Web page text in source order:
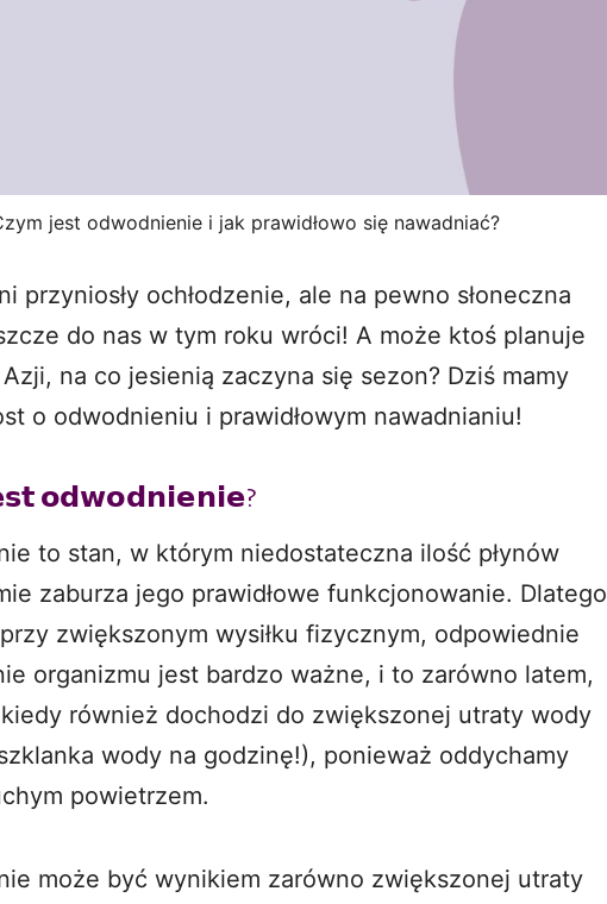
jest odwodnienie i jak prawidłowo się nawadniać?
przyniosły ochłodzenie, ale na pewno słoneczna
do nas w tym roku wróci! A może ktoś planuje
na co jesienią zaczyna się sezon? Dziś mamy
o odwodnieniu i prawidłowym nawadnianiu!
𝗼𝗱𝘄𝗼𝗱𝗻𝗶𝗲𝗻𝗶𝗲?
to stan, w którym niedostateczna ilość płynów
zaburza jego prawidłowe funkcjonowanie. Dlatego
zwiększonym wysiłku fizycznym, odpowiednie
organizmu jest bardzo ważne, i to zarówno latem,
również dochodzi do zwiększonej utraty wody
wody na godzinę!), ponieważ oddychamy
powietrzem.
może być wynikiem zarówno zwiększonej utraty